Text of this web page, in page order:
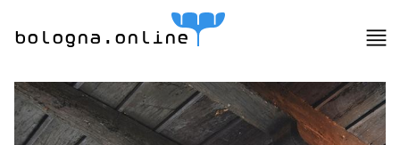
bologna.online